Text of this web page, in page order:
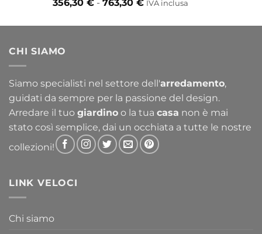
356,30 € - 763,30 €
prezzo:
IVA inclusa
CHI SIAMO
Siamo specialisti nel settore dell'arredamento,
guidati da sempre per la passione del design.
Arredare il tuo giardino o la tua casa non è mai
stato così semplice, dai un occhiata a tutte le nostre
collezioni!
LINK VELOCI
Chi siamo